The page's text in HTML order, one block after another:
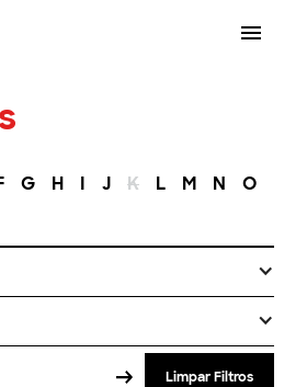
G H I J K L M N O
Limpar Filtros